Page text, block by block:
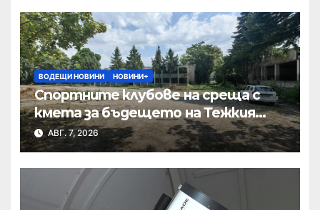
ВОДЕЩИ НОВИНИ НОВИНИ+
Спортните клубове на среща с
кмета за бъдещето на Тежкия
полк
АВГ. 7, 2026